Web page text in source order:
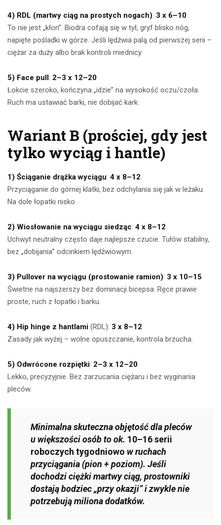
4) RDL (martwy ciąg na prostych nogach): 3 x 6–10
To nie jest „kłon”. Biodra cofają się w tył, gryf blisko nóg,
napięte pośladki w górze. Jeśli lędźwia palą od pierwszej serii –
ciężar za duży albo brak kontroli miednicy.
5) Face pull : 2–3 x 12–20
Łokcie szeroko, kończyna „idzie” na wysokość oczu/czoła.
Ruch ma ustawiać barki, nie dobijać kark.
Wariant B (prościej, gdy jest
tylko wyciąg i hantle)
1) Ściąganie drążka wyciągu: 4 x 8–12
Przyciąganie do górnej klatki, bez odchylania się jak w leżaku.
Na dole łopatki nisko.
2) Wiosłowanie na wyciągu siedząc: 4 x 8–12
Uchwyt neutralny często daje najlepsze czucie. Tułów stabilny,
bez „dobijania” odcinkiem lędźwiowym.
3) Pullover na wyciągu (prostowanie ramion): 3 x 10–15
Świetne na najszerszy bez dominacji bicepsa. Ręce prawie
proste, ruch z łopatki i barku.
4) Hip hinge z hantlami (RDL): 3 x 8–12
Zasady jak wyżej – wolne opuszczanie, kontrola brzucha.
5) Odwrócone rozpiętki: 2–3 x 12–20
Lekko, precyzyjnie. Bez zarzucania ciężaru i bez wyginania
pleców.
Minimalna skuteczna objętość dla pleców
u większości osób to ok. 10–16 serii
roboczych tygodniowo w ruchach
przyciągania (pion + poziom). Jeśli
dochodzi ciężki martwy ciąg, prostowniki
dostają bodziec „przy okazji” i zwykle nie
potrzebują miliona dodatków.